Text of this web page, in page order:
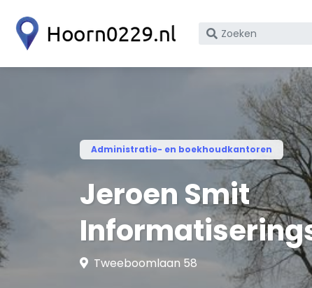
Zoek
bedrijfsnaam
nummer
Administratie- en boekhoudkantoren
Jeroen Smit
Tweeboomlaan 58